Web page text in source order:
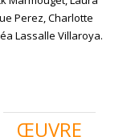
Perez, Charlotte
Lassalle Villaroya.
ŒUVRE